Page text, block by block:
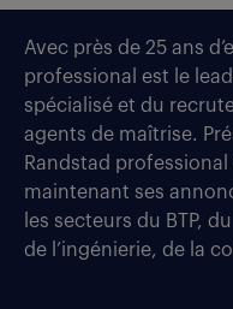
Avec près de 25 ans
professional est le
spécialisé et du
agents de maîtrise.
Randstad
maintenant ses
les secteurs du BTP,
de l’ingénierie, de la